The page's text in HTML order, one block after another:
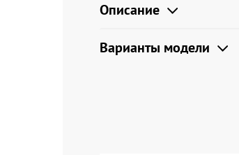
Описание
Варианты модели